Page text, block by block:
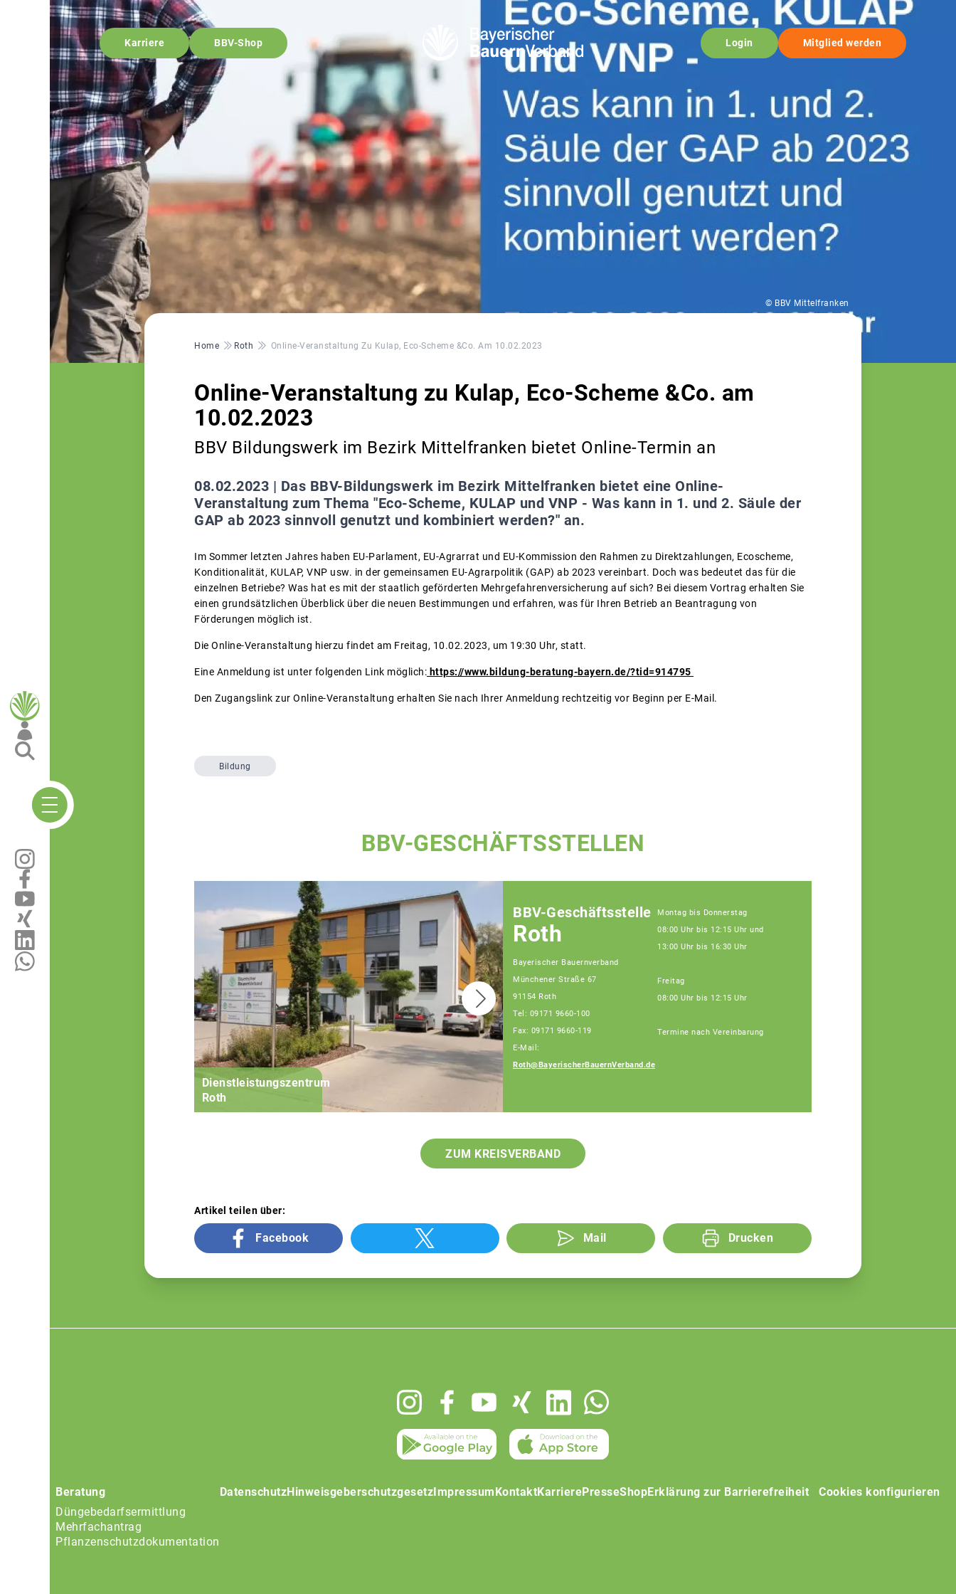
Karriere BBV-Shop Login Mitglied werden
© BBV Mittelfranken
Pfadnavigation
Home Roth Online-Veranstaltung Zu Kulap, Eco-Scheme &Co. Am 10.02.2023
Online-Veranstaltung zu Kulap, Eco-Scheme &Co. am
10.02.2023
BBV Bildungswerk im Bezirk Mittelfranken bietet Online-Termin an
08.02.2023 | Das BBV-Bildungswerk im Bezirk Mittelfranken bietet eine Online-
Veranstaltung zum Thema "Eco-Scheme, KULAP und VNP - Was kann in 1. und 2. Säule der
GAP ab 2023 sinnvoll genutzt und kombiniert werden?" an.
Im Sommer letzten Jahres haben EU-Parlament, EU-Agrarrat und EU-Kommission den Rahmen zu Direktzahlungen, Ecoscheme,
Konditionalität, KULAP, VNP usw. in der gemeinsamen EU-Agrarpolitik (GAP) ab 2023 vereinbart. Doch was bedeutet das für die
einzelnen Betriebe? Was hat es mit der staatlich geförderten Mehrgefahrenversicherung auf sich? Bei diesem Vortrag erhalten Sie
einen grundsätzlichen Überblick über die neuen Bestimmungen und erfahren, was für Ihren Betrieb an Beantragung von
Förderungen möglich ist.
Die Online-Veranstaltung hierzu findet am Freitag, 10.02.2023, um 19:30 Uhr, statt.
Eine Anmeldung ist unter folgenden Link möglich: https://www.bildung-beratung-bayern.de/?tid=914795
Den Zugangslink zur Online-Veranstaltung erhalten Sie nach Ihrer Anmeldung rechtzeitig vor Beginn per E-Mail.
Bildung
BBV-GESCHÄFTSSTELLEN
Dienstleistungszentrum
Roth
Daniel Meier
BBV-Geschäftsstelle
Roth
Bayerischer Bauernverband
Münchener Straße 67
91154 Roth
Tel: 09171 9660-100
Fax: 09171 9660-119
E-Mail:
Roth@BayerischerBauernVerband.de
Montag bis Donnerstag
08:00 Uhr bis 12:15 Uhr und
13:00 Uhr bis 16:30 Uhr
Freitag
08:00 Uhr bis 12:15 Uhr
Termine nach Vereinbarung
ZUM KREISVERBAND
Artikel teilen über:
Facebook Mail Drucken
Beratung
Düngebedarfsermittlung
Mehrfachantrag
Pflanzenschutzdokumentation
DatenschutzHinweisgeberschutzgesetzImpressumKontaktKarrierePresseShopErklärung zur Barrierefreiheit Cookies konfigurieren